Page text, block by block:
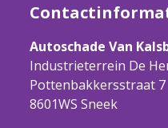
Autoschade Van
Industrieterrein De
Pottenbakkersstraat 7
8601WS Sneek